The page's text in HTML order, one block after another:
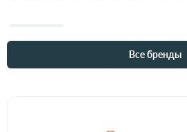
Все бренды